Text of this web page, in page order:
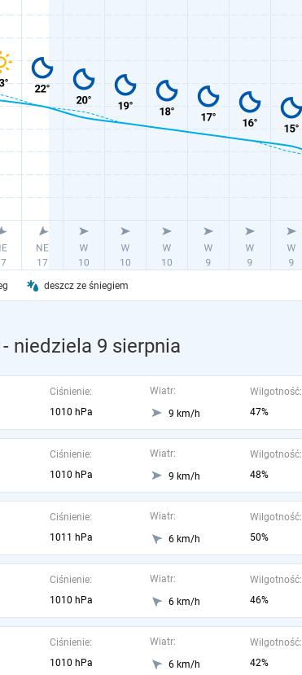
deszcz ze śniegiem
- niedziela 9 sierpnia
Ciśnienie:
1010 hPa
Wiatr:
9 km/h
Wilgotność:
47%
Ciśnienie:
1010 hPa
Wiatr:
9 km/h
Wilgotność:
48%
Ciśnienie:
1011 hPa
Wiatr:
6 km/h
Wilgotność:
50%
Ciśnienie:
1010 hPa
Wiatr:
6 km/h
Wilgotność:
46%
Ciśnienie:
1010 hPa
Wiatr:
6 km/h
Wilgotność:
42%